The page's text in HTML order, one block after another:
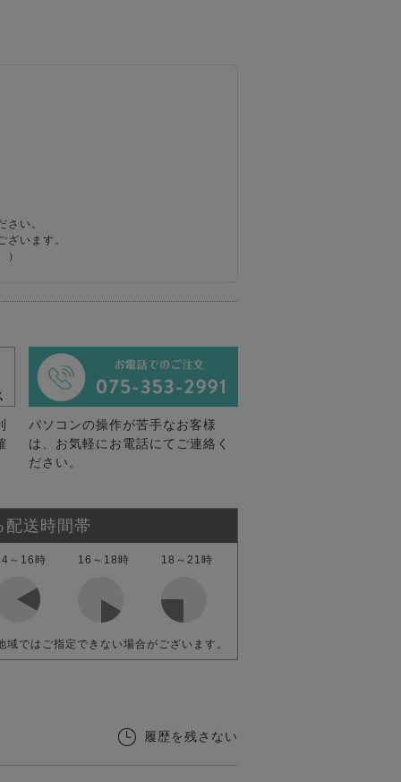
い。
います。
）
パソコンの操作が苦手なお客様
は、お気軽にお電話にてご連絡く
ださい。
配送時間帯
～16時 16～18時 18～21時
域ではご指定できない場合がございます。
履歴を残さない